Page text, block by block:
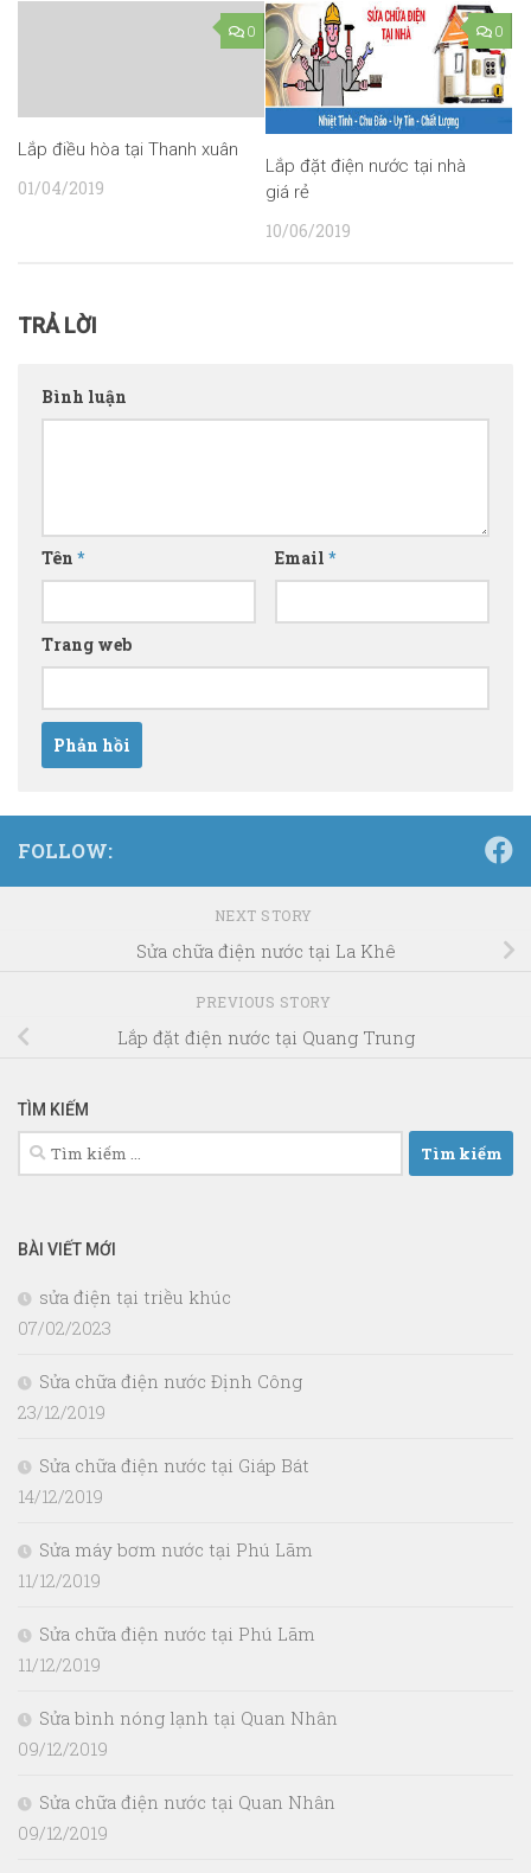
0
Lắp điều hòa tại Thanh xuân
01/04/2019
0
Lắp đặt điện nước tại nhà
giá rẻ
10/06/2019
TRẢ LỜI
Bình luận
Tên * Email *
Trang web
FOLLOW:
NEXT STORY
Sửa chữa điện nước tại La Khê
PREVIOUS STORY
Lắp đặt điện nước tại Quang Trung
TÌM KIẾM
Tìm
kiếm
BÀI VIẾT MỚI
sửa điện tại triều khúc
07/02/2023
Sửa chữa điện nước Định Công
23/12/2019
Sửa chữa điện nước tại Giáp Bát
14/12/2019
Sửa máy bơm nước tại Phú Lãm
11/12/2019
Sửa chữa điện nước tại Phú Lãm
11/12/2019
Sửa bình nóng lạnh tại Quan Nhân
09/12/2019
Sửa chữa điện nước tại Quan Nhân
09/12/2019